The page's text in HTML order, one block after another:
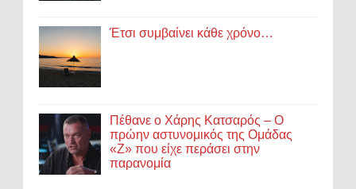
Έτσι συμβαίνει κάθε χρόνο…
Πέθανε ο Χάρης Κατσαρός – Ο
πρώην αστυνομικός της Ομάδας
«Ζ» που είχε περάσει στην
παρανομία